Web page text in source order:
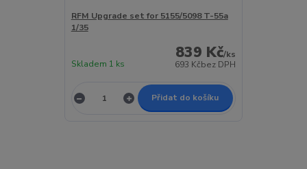
RFM Upgrade set for 5155/5098 T-55a
1/35
839 Kč/ks
693 Kčbez DPH
Skladem 1 ks
Přidat do košíku